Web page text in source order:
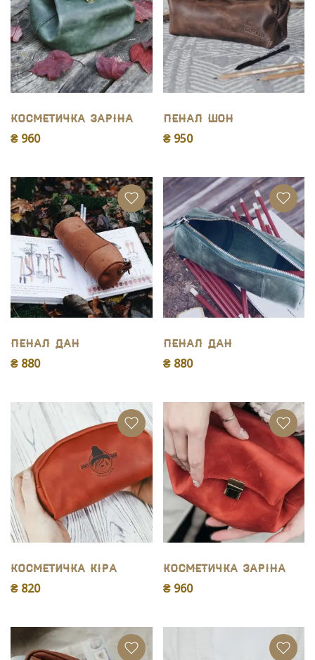
Косметичка Заріна
₴ 960
Пенал Шон
₴ 950
Пенал Дан
₴ 880
Пенал Дан
₴ 880
Косметичка Кіра
₴ 820
Косметичка Заріна
₴ 960